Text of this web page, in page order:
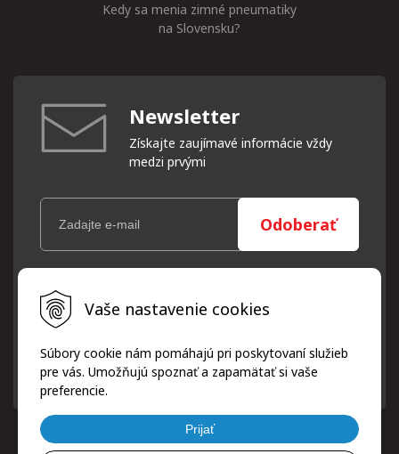
Vaše nastavenie cookies
Súbory cookie nám pomáhajú pri poskytovaní služieb
pre vás. Umožňujú spoznať a zapamätať si vaše
preferencie.
Prijať
Kedy sa menia zimné pneumatiky
na Slovensku?
Newsletter
Získajte zaujímavé informácie vždy
medzi prvými
Odoberať
Vaše osobné údaje (email) budeme spracovávať len za týmto
účelom v súlade s platnou legislatívou a zásadami ochrany
osobných údajov. Súhlas potvrdíte kliknutím na odkaz, ktorý
písomne, emailom alebo kliknutím na odkaz z ktoréhokoľvek
informačného emailu.